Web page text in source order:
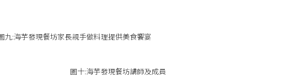
九:海芋發現餐坊家長親手做料理提供美食饗宴
圖十:海芋發現餐坊講師及成員